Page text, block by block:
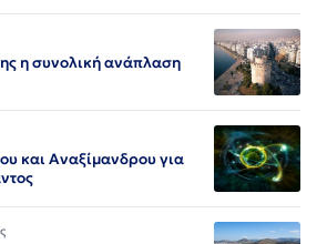
η συνολική ανάπλαση
και Αναξίμανδρου για